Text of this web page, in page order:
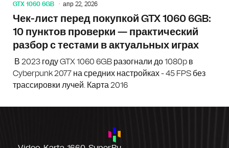
GTX 1060 6GB апр 22, 2026
Чек-лист перед покупкой GTX 1060 6GB:
10 пунктов проверки — практический
разбор с тестами в актуальных играх
В 2023 году GTX 1060 6GB разогнали до 1080p в
Cyberpunk 2077 на средних настройках - 45 FPS без
трассировки лучей. Карта 2016